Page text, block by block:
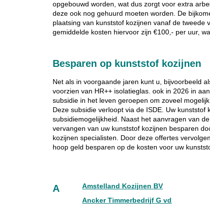
opgebouwd worden, wat dus zorgt voor extra
deze ook nog gehuurd moeten worden. De
plaatsing van kunststof kozijnen vanaf de
gemiddelde kosten hiervoor zijn €100,- per uur,
Besparen op kunststof kozijnen
Net als in voorgaande jaren kunt u, bijvoorbeeld
voorzien van HR++ isolatieglas. ook in 2026 in
subsidie in het leven geroepen om zoveel
Deze subsidie verloopt via de ISDE. Uw
subsidiemogelijkheid. Naast het aanvragen van
vervangen van uw kunststof kozijnen besparen
kozijnen specialisten. Door deze offertes
hoop geld besparen op de kosten voor uw
A
Amstelland Kozijnen BV
Ancker Timmerbedrijf G vd